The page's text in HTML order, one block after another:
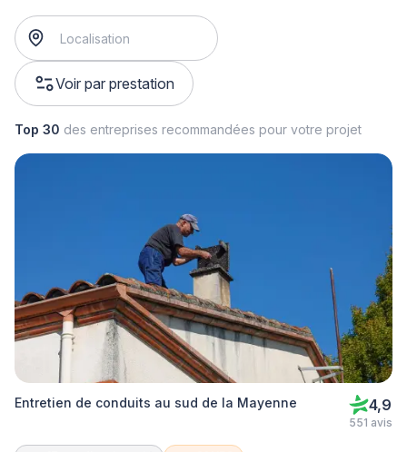
Voir par prestation
Top 30 des entreprises recommandées pour votre projet
Entretien de conduits au sud de la Mayenne 4,9
551 avis